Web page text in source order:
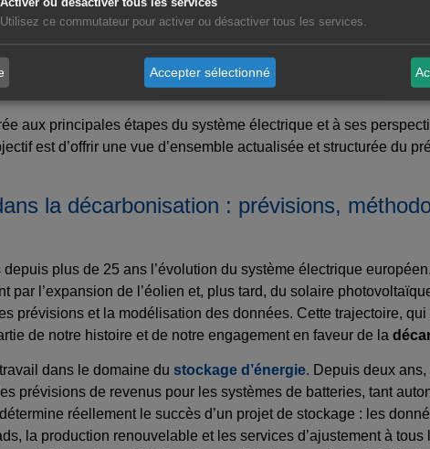
la nécessité d’une planification à long terme et d’une
sociale des nouveaux projets.
objectifs fixés pour 2030 et 2050 exigera des efforts collectifs,
aux principales étapes du système électrique et à ses
est d’offrir une vue d’ensemble actualisée et structurée du
la décarbonisation : prévisions,
plus de 25 ans l’évolution du système électrique
l’expansion de l’éolien et, plus tard, du solaire
prévisions et la modélisation des données. Cette trajectoire,
de notre histoire et de notre engagement en faveur de la
dans le domaine du stockage d’énergie. Depuis deux ans,
prévisions de revenus pour les systèmes de batteries, tant
réellement le succès d’un projet de stockage : les
la production renouvelable et les services d’ajustement à
Utilisez ce commutateur pour activer ou désactiver tous les services.
Accepter sélectionné